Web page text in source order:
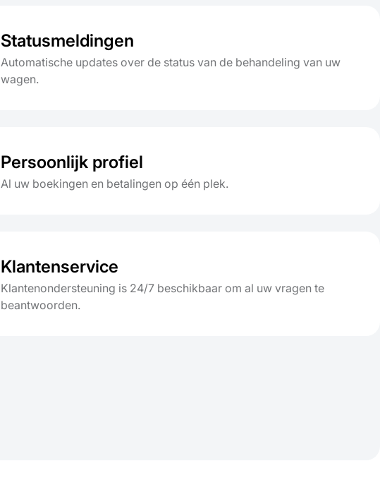
Statusmeldingen
Automatische updates over de status van de behandeling van uw
wagen.
Persoonlijk profiel
Al uw boekingen en betalingen op één plek.
Klantenservice
Klantenondersteuning is 24/7 beschikbaar om al uw vragen te
beantwoorden.